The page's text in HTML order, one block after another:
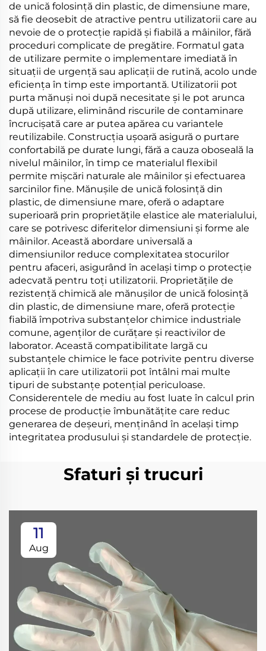
de unică folosință din plastic, de dimensiune mare,
să fie deosebit de atractive pentru utilizatorii care au
nevoie de o protecție rapidă și fiabilă a mâinilor, fără
proceduri complicate de pregătire. Formatul gata
de utilizare permite o implementare imediată în
situații de urgență sau aplicații de rutină, acolo unde
eficiența în timp este importantă. Utilizatorii pot
purta mănuși noi după necesitate și le pot arunca
după utilizare, eliminând riscurile de contaminare
încrucișată care ar putea apărea cu variantele
reutilizabile. Construcția ușoară asigură o purtare
confortabilă pe durate lungi, fără a cauza oboseală la
nivelul mâinilor, în timp ce materialul flexibil
permite mișcări naturale ale mâinilor și efectuarea
sarcinilor fine. Mănușile de unică folosință din
plastic, de dimensiune mare, oferă o adaptare
superioară prin proprietățile elastice ale materialului,
care se potrivesc diferitelor dimensiuni și forme ale
mâinilor. Această abordare universală a
dimensiunilor reduce complexitatea stocurilor
pentru afaceri, asigurând în același timp o protecție
adecvată pentru toți utilizatorii. Proprietățile de
rezistență chimică ale mănușilor de unică folosință
din plastic, de dimensiune mare, oferă protecție
fiabilă împotriva substanțelor chimice industriale
comune, agenților de curățare și reactivilor de
laborator. Această compatibilitate largă cu
substanțele chimice le face potrivite pentru diverse
aplicații în care utilizatorii pot întâlni mai multe
tipuri de substanțe potențial periculoase.
Considerentele de mediu au fost luate în calcul prin
procese de producție îmbunătățite care reduc
generarea de deșeuri, menținând în același timp
integritatea produsului și standardele de protecție.
Sfaturi și trucuri
11
Aug